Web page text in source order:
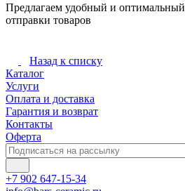
Предлагаем удобный и
отправки товаров
Назад к списку
Каталог
Услуги
Оплата и доставка
Гарантия и возврат
Контакты
Оферта
+7 902 647-15-34